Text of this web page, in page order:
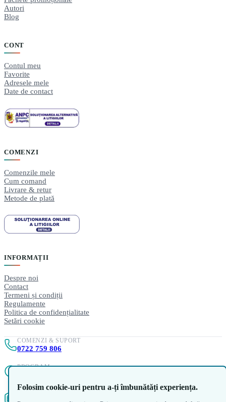
Autori
Blog
CONT
Contul meu
Favorite
Adresele mele
Date de contact
COMENZI
Comenzile mele
Cum comand
Livrare & retur
Metode de plată
INFORMAȚII
Despre noi
Contact
Termeni și condiții
Regulamente
Politica de confidențialitate
Setări cookie
COMENZI & SUPORT
0722 759 806
PROGRAM
Folosim cookie-uri pentru a-ți îmbunătăți experiența.